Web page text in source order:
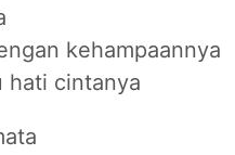
kehampaannya
hati cintanya